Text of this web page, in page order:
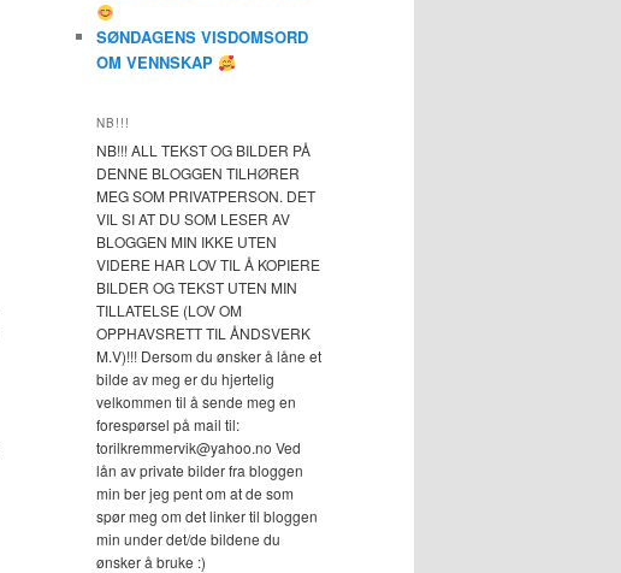
SØNDAGENS VISDOMSORD
OM VENNSKAP
NB!!!
NB!!! ALL TEKST OG BILDER PÅ
DENNE BLOGGEN TILHØRER
MEG SOM PRIVATPERSON. DET
VIL SI AT DU SOM LESER AV
BLOGGEN MIN IKKE UTEN
VIDERE HAR LOV TIL Å KOPIERE
BILDER OG TEKST UTEN MIN
TILLATELSE (LOV OM
OPPHAVSRETT TIL ÅNDSVERK
M.V)!!! Dersom du ønsker å låne et
bilde av meg er du hjertelig
velkommen til å sende meg en
forespørsel på mail til:
torilkremmervik@yahoo.no Ved
lån av private bilder fra bloggen
min ber jeg pent om at de som
spør meg om det linker til bloggen
min under det/de bildene du
ønsker å bruke :)